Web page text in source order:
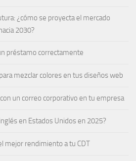
¿cómo se proyecta el mercado
2030?
préstamo correctamente
mezclar colores en tus diseños web
un correo corporativo en tu empresa
en Estados Unidos en 2025?
mejor rendimiento a tu CDT